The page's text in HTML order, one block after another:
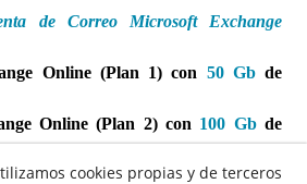
de Correo Microsoft Exchange
Online (Plan 1) con 50 Gbde
Online (Plan 2) con 100 Gbde
cookies propias y de terceros